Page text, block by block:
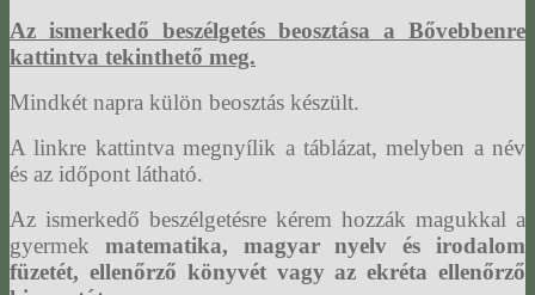
Az ismerkedő beszélgetés beosztása a Bővebbenre
kattintva tekinthető meg.
Mindkét napra külön beosztás készült.
A linkre kattintva megnyílik a táblázat, melyben a név
és az időpont látható.
Az ismerkedő beszélgetésre kérem hozzák magukkal a
gyermek matematika, magyar nyelv és irodalom
füzetét, ellenőrző könyvét vagy az ekréta ellenőrző